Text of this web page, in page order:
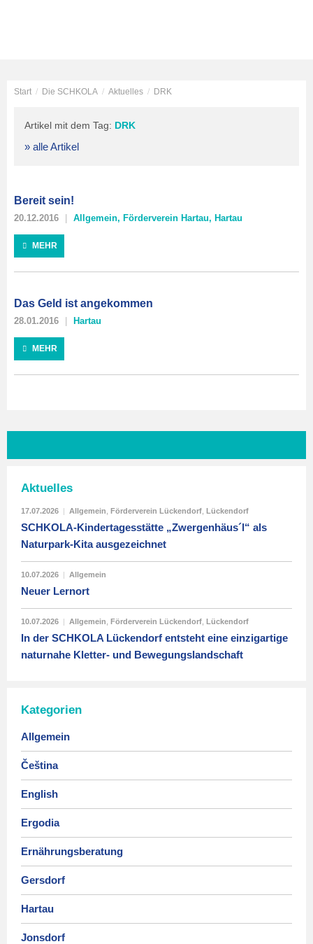
Start / Die SCHKOLA / Aktuelles / DRK
Artikel mit dem Tag: DRK
» alle Artikel
Bereit sein!
20.12.2016 Allgemein, Förderverein Hartau, Hartau
MEHR
Das Geld ist angekommen
28.01.2016 Hartau
MEHR
Aktuelles
17.07.2026 | Allgemein Förderverein Lückendorf Lückendorf
SCHKOLA-Kindertagesstätte „Zwergenhäus´l“ als
Naturpark-Kita ausgezeichnet
10.07.2026 | Allgemein
Neuer Lernort
10.07.2026 | Allgemein Förderverein Lückendorf Lückendorf
In der SCHKOLA Lückendorf entsteht eine einzigartige
naturnahe Kletter- und Bewegungslandschaft
Kategorien
Allgemein
Čeština
English
Ergodia
Ernährungsberatung
Gersdorf
Hartau
Jonsdorf